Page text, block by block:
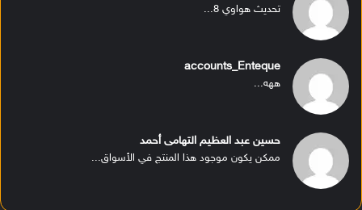
تحديث هواوي 8...
accounts_Enteque
ههه...
حسين عبد العظيم التهامى أحمد
ممكن يكون موجود هذا المنتج في الأسواق...